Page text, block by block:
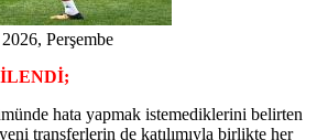
Perşembe
hata yapmak istemediklerini belirten
transferlerin de katılımıyla birlikte her